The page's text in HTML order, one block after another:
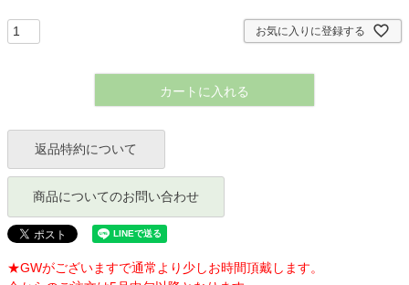
お気に入りに登録する
カートに入れる
返品特約について
商品についてのお問い合わせ
★GWがございますで通常より少しお時間頂戴します。